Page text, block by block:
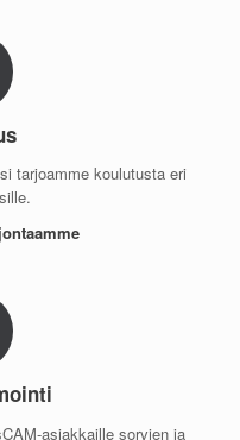
tarjoamme koulutusta eri
asiakkaille sorvien ja